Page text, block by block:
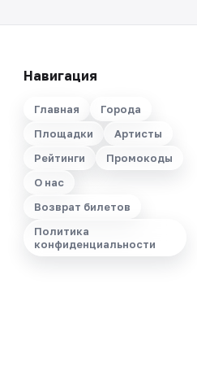
Навигация
Главная
Города
Площадки
Артисты
Рейтинги
Промокоды
О нас
Возврат билетов
Политика
конфиденциальности